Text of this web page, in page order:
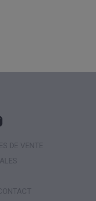
DE VENTE